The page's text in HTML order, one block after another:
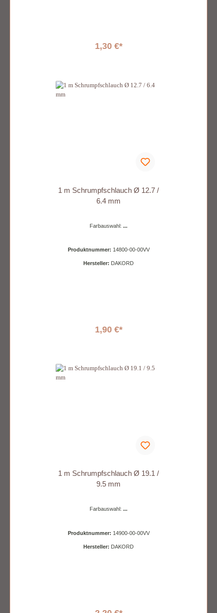
1,30 €*
1 m Schrumpfschlauch Ø 12.7 /
6.4 mm
Farbauswahl: ...
Produktnummer: 14800-00-00VV
Hersteller: DAKORD
1,90 €*
1 m Schrumpfschlauch Ø 19.1 /
9.5 mm
Farbauswahl: ...
Produktnummer: 14900-00-00VV
Hersteller: DAKORD